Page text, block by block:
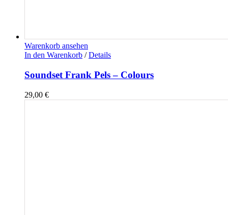
Warenkorb ansehen
In den Warenkorb / Details
Soundset Frank Pels – Colours
29,00 €